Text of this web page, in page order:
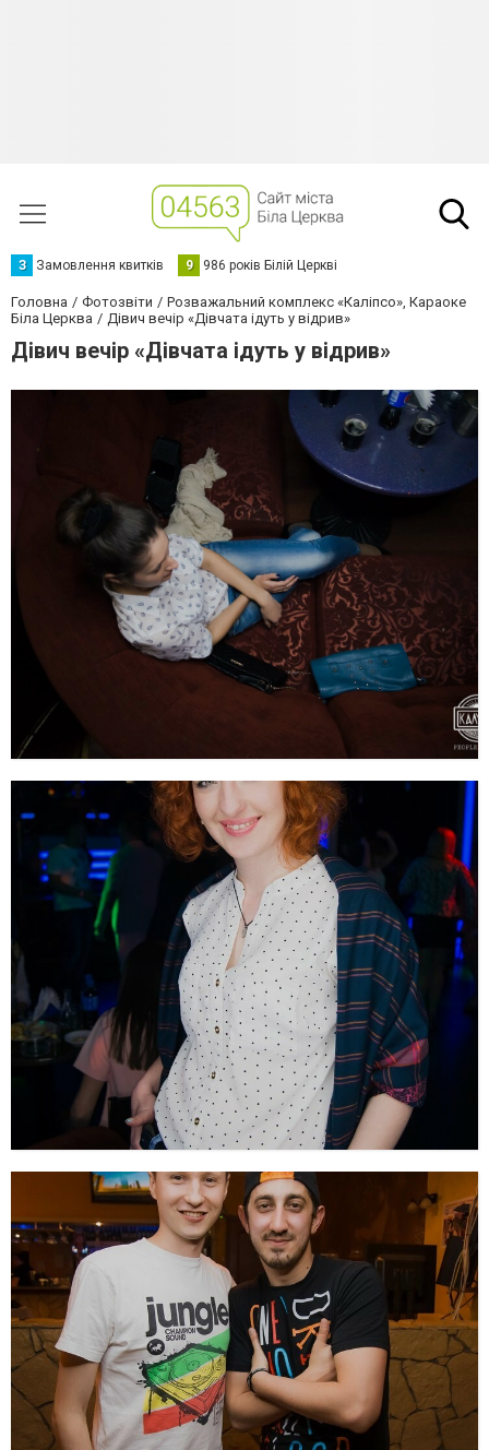
З Замовлення квитків 9 986 років Білій Церкві
Головна Фотозвіти
Розважальний комплекс «Каліпсо», Караоке
Біла Церква
Дівич вечір «Дівчата ідуть у відрив»
Дівич вечір «Дівчата ідуть у відрив»